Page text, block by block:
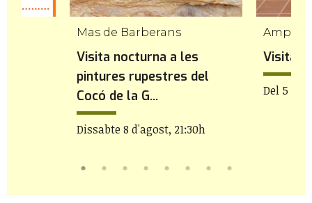
Mas de Barberans
Visita nocturna a les
pintures rupestres del
Cocó de la G...
Dissabte 8 d'agost, 21:30h
Visita
Del 5 al